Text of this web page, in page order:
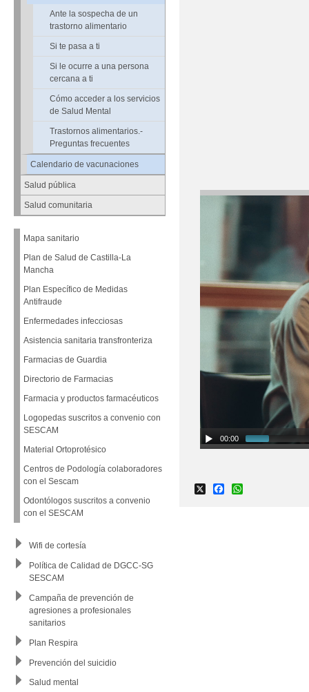
Ante la sospecha de un
trastorno alimentario
Si te pasa a ti
Si le ocurre a una persona
cercana a ti
Cómo acceder a los servicios
de Salud Mental
Trastornos alimentarios.-
Preguntas frecuentes
Calendario de vacunaciones
Salud pública
Salud comunitaria
Mapa sanitario
Plan de Salud de Castilla-La
Mancha
Plan Específico de Medidas
Antifraude
Enfermedades infecciosas
Asistencia sanitaria transfronteriza
Farmacias de Guardia
Directorio de Farmacias
Farmacia y productos farmacéuticos
Logopedas suscritos a convenio con
SESCAM
Material Ortoprotésico
Centros de Podología colaboradores
con el Sescam
Odontólogos suscritos a convenio
con el SESCAM
Wifi de cortesía
Política de Calidad de DGCC-SG
SESCAM
Campaña de prevención de
agresiones a profesionales
sanitarios
Plan Respira
Prevención del suicidio
Salud mental
00:00
Facebook